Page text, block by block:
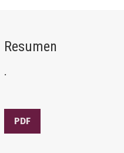
Resumen
.
PDF